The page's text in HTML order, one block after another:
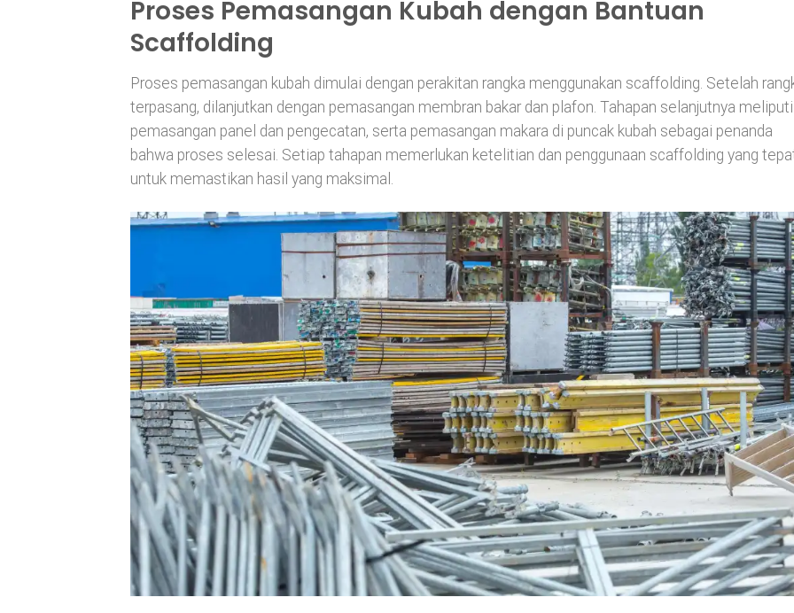
Proses Pemasangan Kubah dengan Bantuan
Scaffolding
Proses pemasangan kubah dimulai dengan perakitan rangka menggunakan scaffolding. Setelah
terpasang, dilanjutkan dengan pemasangan membran bakar dan plafon. Tahapan selanjutnya meliputi
pemasangan panel dan pengecatan, serta pemasangan makara di puncak kubah sebagai penanda
bahwa proses selesai. Setiap tahapan memerlukan ketelitian dan penggunaan scaffolding yang
untuk memastikan hasil yang maksimal.